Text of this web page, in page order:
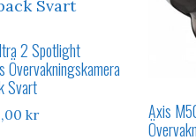
2 Spotlight
Övervakningskamera
Svart
kr
Axis